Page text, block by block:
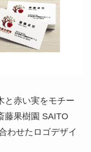
と赤い実をモチー
藤果樹園 SAITO
わせたロゴデザイ